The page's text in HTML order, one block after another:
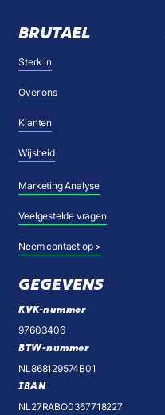
BRUTAEL
Sterk in
Over ons
Klanten
Wijsheid
Marketing Analyse
Veelgestelde vragen
Neem contact op >
GEGEVENS
KVK-nummer
97603406
BTW-nummer
NL868129574B01
IBAN
NL27RABO0367718227